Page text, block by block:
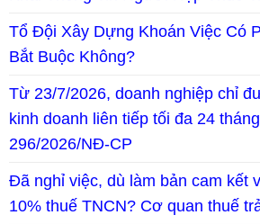
Tổ Đội Xây Dựng Khoán Việc Có
Bắt Buộc Không?
Từ 23/7/2026, doanh nghiệp chỉ
kinh doanh liên tiếp tối đa 24
296/2026/NĐ-CP
Đã nghỉ việc, dù làm bản cam kết
10% thuế TNCN? Cơ quan thuế